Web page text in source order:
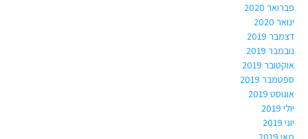
פברואר 2020
ינואר 2020
דצמבר 2019
נובמבר 2019
אוקטובר 2019
ספטמבר 2019
אוגוסט 2019
יולי 2019
יוני 2019